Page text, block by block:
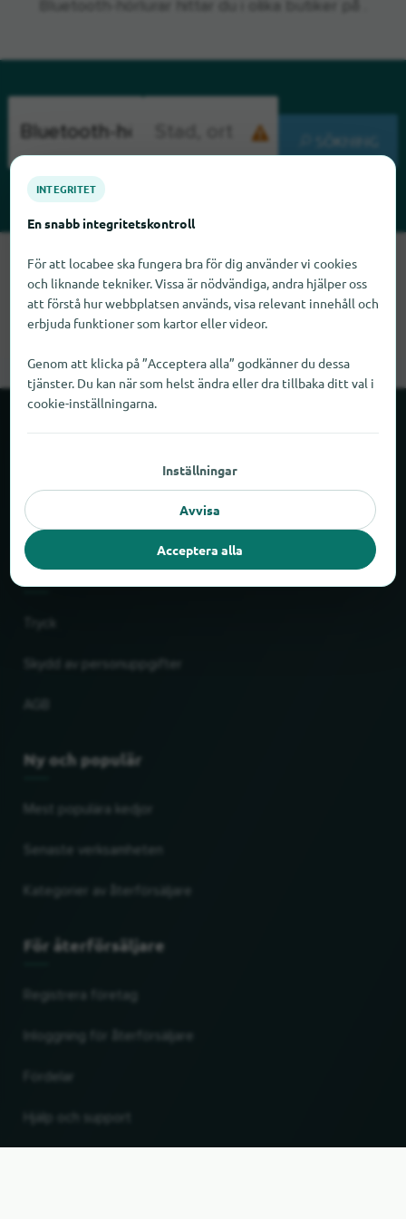
SÖKNING
Tyvärr kan vi inte hitta Bluetooth-hörlurar just nu. Om du vet
var Bluetooth-hörlurar finns skulle vi bli glada om du
meddelade oss det.
Om locabee
Partner
Rättslig
Ny och populär
Senaste verksamheten
Kategorier av återförsäljare
För återförsäljare
Inloggning för återförsäljare
Fördelar
INTEGRITET
En snabb integritetskontroll
För att locabee ska fungera bra för dig använder vi cookies
och liknande tekniker. Vissa är nödvändiga, andra hjälper oss
att förstå hur webbplatsen används, visa relevant innehåll och
erbjuda funktioner som kartor eller videor.
Genom att klicka på ”Acceptera alla” godkänner du dessa
tjänster. Du kan när som helst ändra eller dra tillbaka ditt val i
cookie-inställningarna.
Inställningar
Avvisa
Acceptera alla